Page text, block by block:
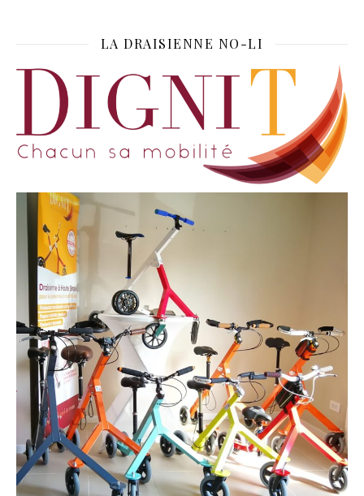
LA DRAISIENNE NO-LI